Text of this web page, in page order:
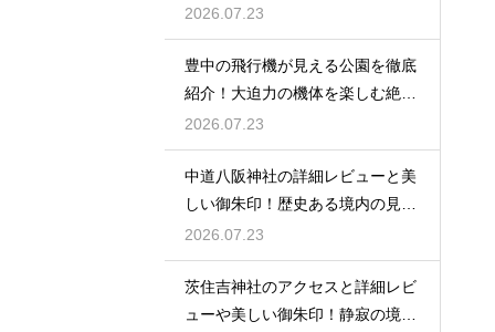
は
2026.07.23
豊中の飛行機が見える公園を徹底
紹介！大迫力の機体を楽しむ絶好
場
2026.07.23
中道八阪神社の詳細レビューと美
しい御朱印！歴史ある境内の見所
を
2026.07.23
茨住吉神社のアクセスと詳細レビ
ューや美しい御朱印！静寂の境内